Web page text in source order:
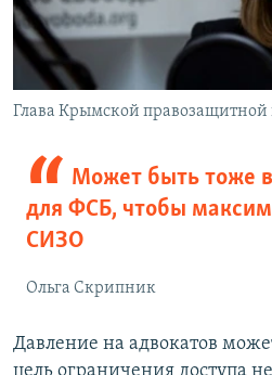
Глава Крымской
Может быть тоже
для ФСБ, чтобы
СИЗО
Ольга Скрипник
Давление на адвокатов